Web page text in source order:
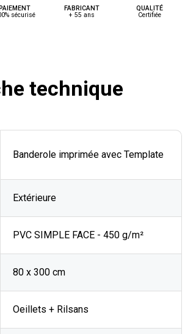
PAIEMENT
sécurisé
FABRICANT
+ 55 ans
QUALITÉ
Certifiée
technique
Banderole imprimée avec Template
Extérieure
PVC SIMPLE FACE - 450 g/m²
80 x 300 cm
Oeillets + Rilsans